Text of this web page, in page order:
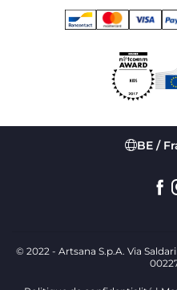
BE /
© 2022 - Artsana S.p.A. Via